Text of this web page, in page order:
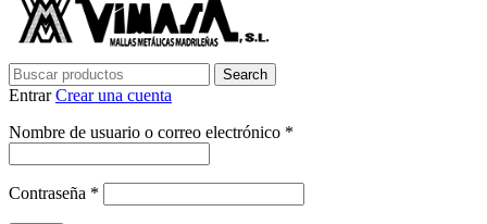
Search
EntrarCrear una cuenta
Nombre de usuario o correo electrónico *
Contraseña *